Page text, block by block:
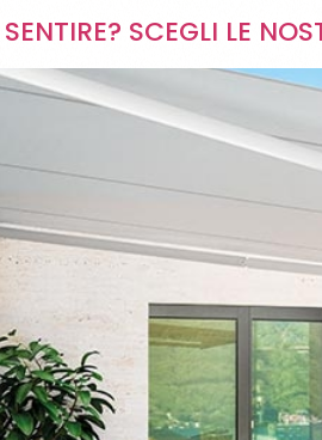
SCEGLI LE